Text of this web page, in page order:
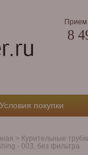
Прием
8
Условия покупки
> Курительные
- 003, без фильтра